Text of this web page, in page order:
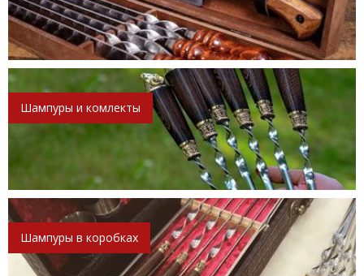
Шампуры и комлекты
Шампуры в коробках